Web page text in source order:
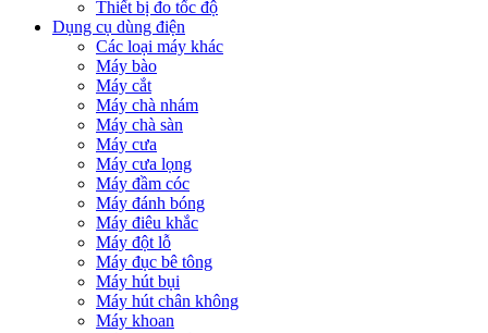
Thiết bị đo tốc độ
Dụng cụ dùng điện
Các loại máy khác
Máy bào
Máy cắt
Máy chà nhám
Máy chà sàn
Máy cưa
Máy cưa lọng
Máy đầm cóc
Máy đánh bóng
Máy điêu khắc
Máy đột lỗ
Máy đục bê tông
Máy hút bụi
Máy hút chân không
Máy khoan